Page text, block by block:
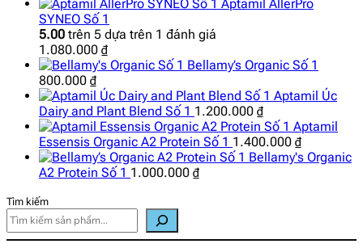
Aptamil AllerPro
SYNEO Số 1
5.00 trên 5 dựa trên 1 đánh giá
1.080.000 ₫
Bellamy’s Organic Số 1
800.000 ₫
Aptamil Úc
Dairy and Plant Blend Số 1 1.200.000 ₫
Aptamil
Essensis Organic A2 Protein Số 1 1.400.000 ₫
Bellamy's Organic
A2 Protein Số 1 1.000.000 ₫
Tìm kiếm